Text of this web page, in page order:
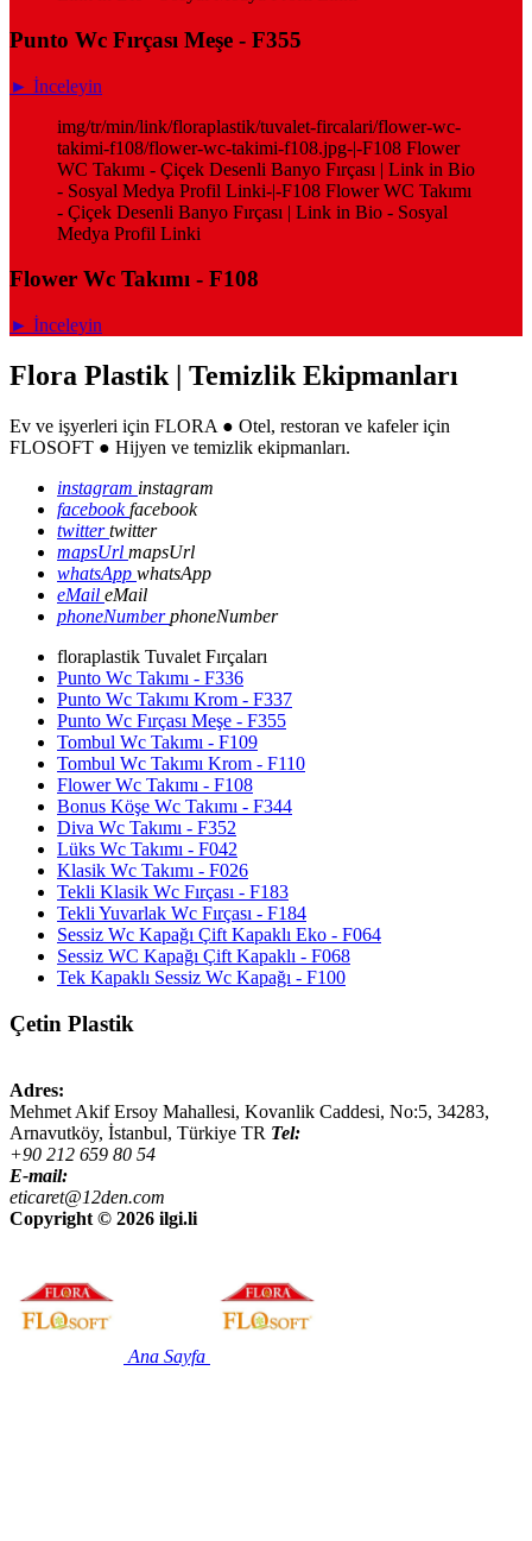
Punto Wc Fırçası Meşe - F355
► İnceleyin
img/tr/min/link/floraplastik/tuvalet-fircalari/flower-wc-
takimi-f108/flower-wc-takimi-f108.jpg-|-F108 Flower
WC Takımı - Çiçek Desenli Banyo Fırçası | Link in Bio
- Sosyal Medya Profil Linki-|-F108 Flower WC Takımı
- Çiçek Desenli Banyo Fırçası | Link in Bio - Sosyal
Medya Profil Linki
Flower Wc Takımı - F108
► İnceleyin
Flora Plastik | Temizlik Ekipmanları
Ev ve işyerleri için FLORA ● Otel, restoran ve kafeler için
FLOSOFT ● Hijyen ve temizlik ekipmanları.
instagram instagram
facebookfacebook
twittertwitter
mapsUrl mapsUrl
whatsApp whatsApp
eMail eMail
phoneNumberphoneNumber
floraplastik Tuvalet Fırçaları
Punto Wc Takımı - F336
Punto Wc Takımı Krom - F337
Punto Wc Fırçası Meşe - F355
Tombul Wc Takımı - F109
Tombul Wc Takımı Krom - F110
Flower Wc Takımı - F108
Bonus Köşe Wc Takımı - F344
Diva Wc Takımı - F352
Lüks Wc Takımı - F042
Klasik Wc Takımı - F026
Tekli Klasik Wc Fırçası - F183
Tekli Yuvarlak Wc Fırçası - F184
Sessiz Wc Kapağı Çift Kapaklı Eko - F064
Sessiz WC Kapağı Çift Kapaklı - F068
Tek Kapaklı Sessiz Wc Kapağı - F100
Çetin Plastik
Adres:
Mehmet Akif Ersoy Mahallesi, Kovanlik Caddesi, No:5, 34283,
Arnavutköy, İstanbul, Türkiye TR Tel:
+90 212 659 80 54
E-mail:
eticaret@12den.com
Copyright © 2026 ilgi.li
Ana Sayfa